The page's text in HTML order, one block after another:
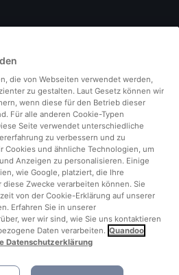
die von Webseiten verwendet werden,
zu gestalten. Laut Gesetz können wir
wenn diese für den Betrieb dieser
Für alle anderen Cookie-Typen
Seite verwendet unterschiedliche
zu verbessern und zu
Cookies und ähnliche Technologien, um
Anzeigen zu personalisieren. Einige
wie Google, platziert, die Ihre
Zwecke verarbeiten können. Sie
von der Cookie-Erklärung auf unserer
Erfahren Sie in unserer
wer wir sind, wie Sie uns kontaktieren
Daten verarbeiten. Quandoo
Datenschutzerklärung